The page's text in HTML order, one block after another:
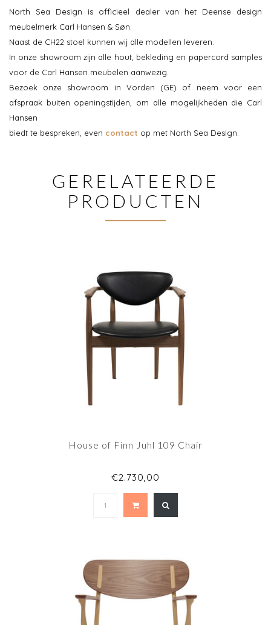
North Sea Design is officieel dealer van het Deense design
meubelmerk Carl Hansen & Søn.
Naast de CH22 stoel kunnen wij alle modellen leveren.
In onze showroom zijn alle hout, bekleding en papercord samples
voor de Carl Hansen meubelen aanwezig.
Bezoek onze showroom in Vorden (GE) of neem voor een
afspraak buiten openingstijden, om alle mogelijkheden die Carl
Hansen
biedt te bespreken, even contact op met North Sea Design.
GERELATEERDE
PRODUCTEN
House of Finn Juhl 109 Chair
€2.730,00